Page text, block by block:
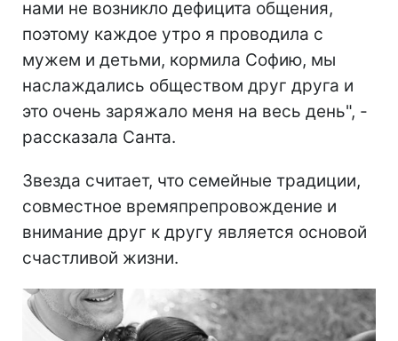
нами не возникло дефицита общения,
поэтому каждое утро я проводила с
мужем и детьми, кормила Софию, мы
наслаждались обществом друг друга и
это очень заряжало меня на весь день", -
рассказала Санта.
Звезда считает, что семейные традиции,
совместное времяпрепровождение и
внимание друг к другу является основой
счастливой жизни.